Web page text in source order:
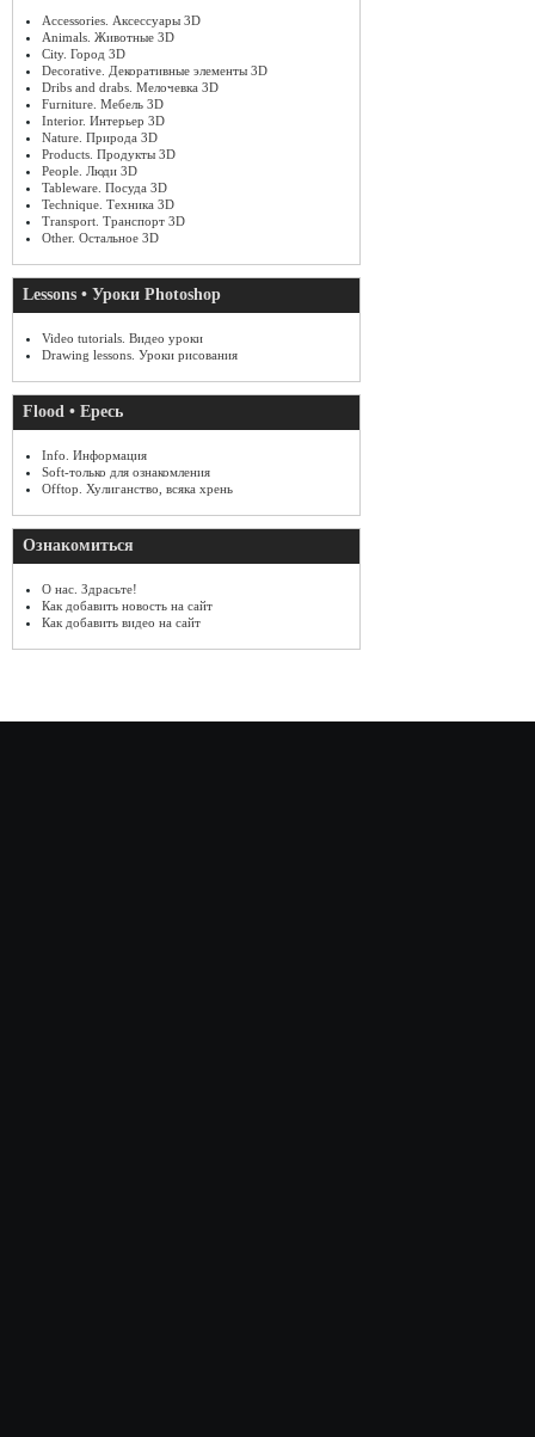
Accessories. Аксессуары 3D
Animals. Животные 3D
City. Город 3D
Decorative. Декоративные элементы 3D
Dribs and drabs. Мелочевка 3D
Furniture. Мебель 3D
Interior. Интерьер 3D
Nature. Природа 3D
Products. Продукты 3D
People. Люди 3D
Tableware. Посуда 3D
Technique. Техника 3D
Transport. Транспорт 3D
Other. Остальное 3D
Lessons • Уроки Photoshop
Video tutorials. Видео уроки
Drawing lessons. Уроки рисования
Flood • Ересь
Info. Информация
Soft-только для ознакомления
Offtop. Хулиганство, всяка хрень
Ознакомиться
О нас. Здрасьте!
Как добавить новость на сайт
Как добавить видео на сайт